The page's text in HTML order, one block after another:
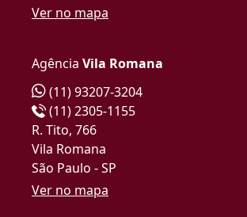
Ver no mapa
Agência Vila Romana
(11) 93207-3204
(11) 2305-1155
R. Tito, 766
Vila Romana
São Paulo - SP
Ver no mapa